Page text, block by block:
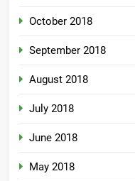
October 2018
September 2018
August 2018
July 2018
June 2018
May 2018